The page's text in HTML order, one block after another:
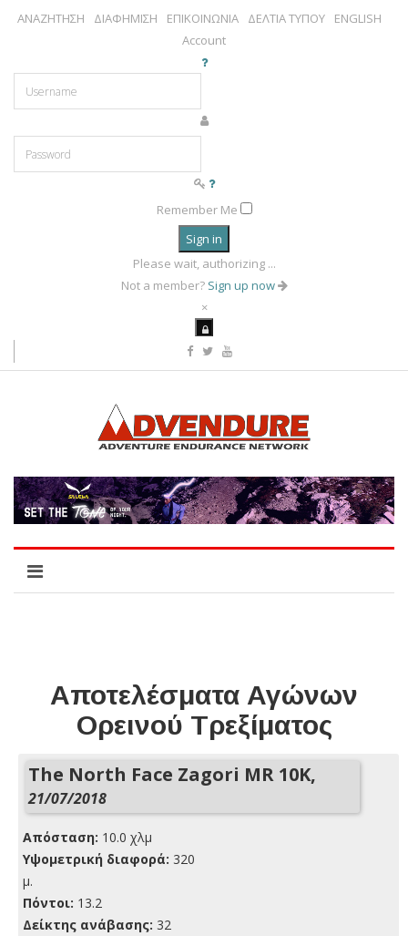
ΑΝΑΖΗΤΗΣΗ ΔΙΑΦΗΜΙΣΗ ΕΠΙΚΟΙΝΩΝΙΑ ΔΕΛΤΙΑ ΤΥΠΟΥ
ENGLISH
Account
Remember Me
Sign in
Please wait, authorizing ...
Not a member? Sign up now
×
Αποτελέσματα Αγώνων
Ορεινού Τρεξίματος
The North Face Zagori MR 10K,
21/07/2018
Απόσταση: 10.0 χλμ
Yψομετρική διαφορά: 320
μ.
Πόντοι: 13.2
Δείκτης ανάβασης: 32